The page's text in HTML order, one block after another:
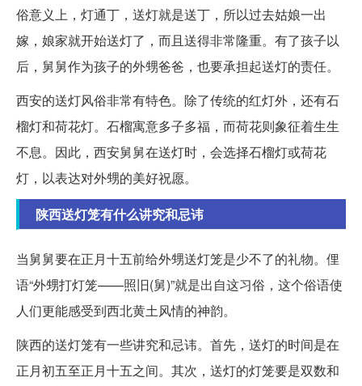
俗意义上，灯通丁，送灯就是送丁，所以过去姑娘一出
嫁，娘家就开始送灯了，而且送得非常隆重。有了孩子以
后，舅舅作为孩子的外甥爸爸，也要承担起送灯的责任。
西安的送灯风俗非常有特色。除了传统的红灯外，还有石
榴灯和荷花灯。石榴寓意多子多福，而荷花则象征着生生
不息。因此，西安舅舅在送灯时，会选择石榴灯或荷花
灯，以表达对外甥的美好祝愿。
陕西送灯笼有什么讲究和忌讳
当舅舅要在正月十五前给外甥送灯笼是少不了的礼物。俚
语“外甥打灯笼——照旧(舅)”就是出自这习俗，这个俗语使
人们更能感受到西北黄土风情的神韵。
陕西的送灯笼有一些讲究和忌讳。首先，送灯的时间是在
正月初五至正月十五之间。其次，送灯的灯笼要是双数和